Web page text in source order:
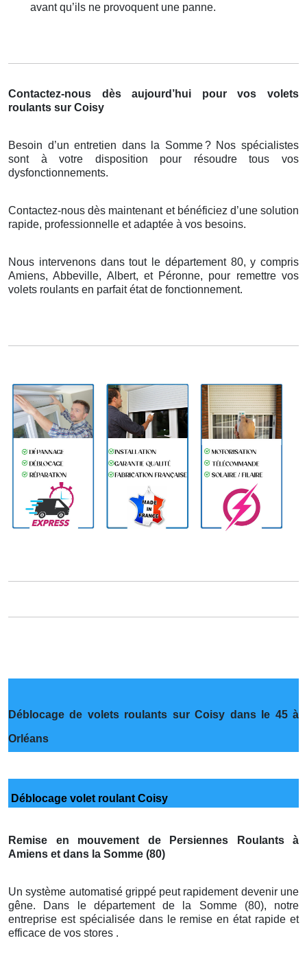
avant qu’ils ne provoquent une panne.
Contactez-nous dès aujourd’hui pour vos volets
roulants sur Coisy
Besoin d’un entretien dans la Somme? Nos spécialistes
sont à votre disposition pour résoudre tous vos
dysfonctionnements.
Contactez-nous dès maintenant et bénéficiez d’une solution
rapide, professionnelle et adaptée à vos besoins.
Nous intervenons dans tout le département 80, y compris
Amiens, Abbeville, Albert, et Péronne, pour remettre vos
volets roulants en parfait état de fonctionnement.
Déblocage de volets roulants sur Coisy dans le 45 à
Orléans
Déblocage volet roulant Coisy
Remise en mouvement de Persiennes Roulants à
Amiens et dans la Somme (80)
Un système automatisé grippé peut rapidement devenir une
gêne. Dans le département de la Somme (80), notre
entreprise est spécialisée dans le remise en état rapide et
efficace de vos stores .